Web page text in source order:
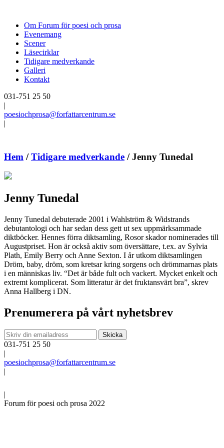
Om Forum för poesi och prosa
Evenemang
Scener
Läsecirklar
Tidigare medverkande
Galleri
Kontakt
031-751 25 50
|
poesiochprosa@forfattarcentrum.se
|
Hem /Tidigare medverkande /Jenny Tunedal
Jenny Tunedal
Jenny Tunedal debuterade 2001 i Wahlström & Widstrands
debutantologi och har sedan dess gett ut sex uppmärksammade
diktböcker. Hennes förra diktsamling, Rosor skador nominerades till
Augustpriset. Hon är också aktiv som översättare, t.ex. av Sylvia
Plath, Emily Berry och Anne Sexton. I år utkom diktsamlingen
Dröm, baby, dröm, som kretsar kring sorgens och drömmarnas plats
i en människas liv. “Det är både fult och vackert. Mycket enkelt och
extremt komplicerat. Som litteratur är det fruktansvärt bra”, skrev
Anna Hallberg i DN.
Prenumerera på vårt nyhetsbrev
031-751 25 50
|
poesiochprosa@forfattarcentrum.se
|
|
Forum för poesi och prosa 2022